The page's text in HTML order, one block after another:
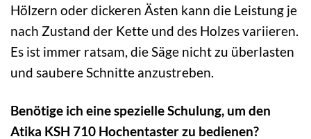
Hölzern oder dickeren Ästen kann die Leistung je
nach Zustand der Kette und des Holzes variieren.
Es ist immer ratsam, die Säge nicht zu überlasten
und saubere Schnitte anzustreben.
Benötige ich eine spezielle Schulung, um den
Atika KSH 710 Hochentaster zu bedienen?